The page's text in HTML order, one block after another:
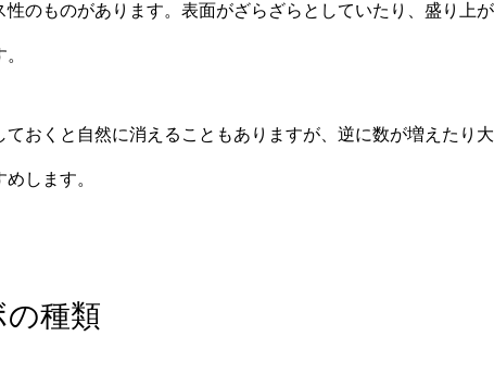
性のものがあります。表面がざらざらとしていたり、盛り上
ておくと自然に消えることもありますが、逆に数が増えたり
します。
種類